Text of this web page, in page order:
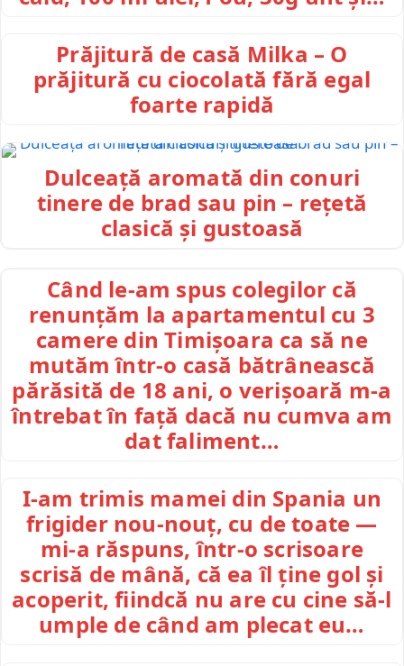
Prăjitură de casă Milka – O
prăjitură cu ciocolată fără egal
foarte rapidă
Dulceață aromată din conuri
tinere de brad sau pin – rețetă
clasică și gustoasă
Când le-am spus colegilor că
renunțăm la apartamentul cu 3
camere din Timișoara ca să ne
mutăm într-o casă bătrânească
părăsită de 18 ani, o verișoară m-a
întrebat în față dacă nu cumva am
dat faliment…
I-am trimis mamei din Spania un
frigider nou-nouț, cu de toate —
mi-a răspuns, într-o scrisoare
scrisă de mână, că ea îl ține gol și
acoperit, fiindcă nu are cu cine să-l
umple de când am plecat eu…